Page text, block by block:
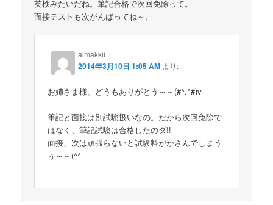
英検みたいだね。筆記合格で次回免除って。
面接テストも次がんばってね～。
almakkii
2014年3月10日 1:05 AM より:
お姉さま様、どうもありがとう～～(#^.^#)v
筆記と面接は別試験扱いなの。だから次回免除で
はなく、筆記試験は合格したのダ!!
面接、次は頑張らないと試験料がかさんでしまう
ぅ～～(^^ゞ